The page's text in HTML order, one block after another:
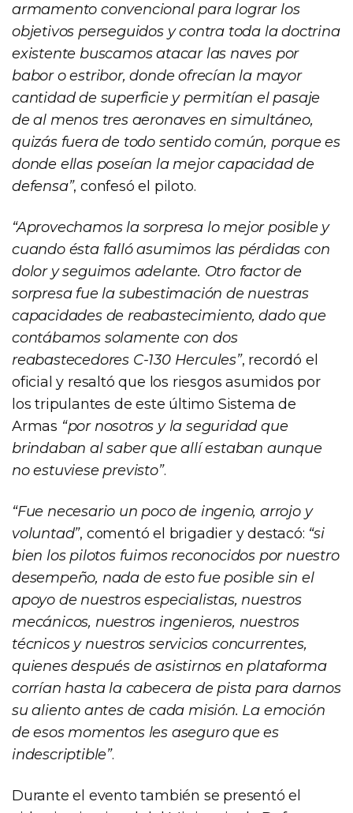
armamento convencional para lograr los
objetivos perseguidos y contra toda la doctrina
existente buscamos atacar las naves por
babor o estribor, donde ofrecían la mayor
cantidad de superficie y permitían el pasaje
de al menos tres aeronaves en simultáneo,
quizás fuera de todo sentido común, porque es
donde ellas poseían la mejor capacidad de
defensa”, confesó el piloto.
“Aprovechamos la sorpresa lo mejor posible y
cuando ésta falló asumimos las pérdidas con
dolor y seguimos adelante. Otro factor de
sorpresa fue la subestimación de nuestras
capacidades de reabastecimiento, dado que
contábamos solamente con dos
reabastecedores C-130 Hercules”, recordó el
oficial y resaltó que los riesgos asumidos por
los tripulantes de este último Sistema de
Armas “por nosotros y la seguridad que
brindaban al saber que allí estaban aunque
no estuviese previsto”.
“Fue necesario un poco de ingenio, arrojo y
voluntad”, comentó el brigadier y destacó: “si
bien los pilotos fuimos reconocidos por nuestro
desempeño, nada de esto fue posible sin el
apoyo de nuestros especialistas, nuestros
mecánicos, nuestros ingenieros, nuestros
técnicos y nuestros servicios concurrentes,
quienes después de asistirnos en plataforma
corrían hasta la cabecera de pista para darnos
su aliento antes de cada misión. La emoción
de esos momentos les aseguro que es
indescriptible”.
Durante el evento también se presentó el